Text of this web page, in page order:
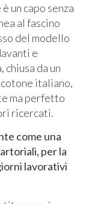
un capo senza
al fascino
del modello
e
chiusa da un
italiano,
ma perfetto
ricercati.
come una
per la
lavorativi